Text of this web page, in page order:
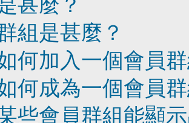
甚麼？
組是甚麼？
何加入一個會員
何成為一個會員
些會員群組能顯